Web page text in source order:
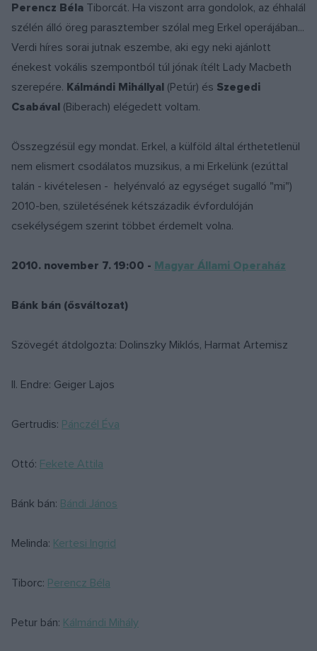
Perencz Béla Tiborcát. Ha viszont arra gondolok, az éhhalál
szélén álló öreg parasztember szólal meg Erkel operájában...
Verdi híres sorai jutnak eszembe, aki egy neki ajánlott
énekest vokális szempontból túl jónak ítélt Lady Macbeth
szerepére. Kálmándi Mihállyal (Petúr) és Szegedi
Csabával (Biberach) elégedett voltam.
Összegzésül egy mondat. Erkel, a külföld által érthetetlenül
nem elismert csodálatos muzsikus, a mi Erkelünk (ezúttal
talán - kivételesen - helyénvaló az egységet sugalló "mi")
2010-ben, születésének kétszázadik évfordulóján
csekélységem szerint többet érdemelt volna.
2010. november 7. 19:00 - Magyar Állami Operaház
Bánk bán (ősváltozat)
Szövegét átdolgozta: Dolinszky Miklós, Harmat Artemisz
II. Endre: Geiger Lajos
Gertrudis: Pánczél Éva
Ottó: Fekete Attila
Bánk bán: Bándi János
Melinda: Kertesi Ingrid
Tiborc: Perencz Béla
Petur bán: Kálmándi Mihály